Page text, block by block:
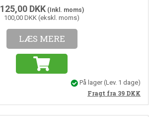
125,00 DKK(Inkl. moms)
100,00 DKK (ekskl. moms)
LÆS MERE
På lager(Lev. 1 dage)
Fragt fra 39 DKK